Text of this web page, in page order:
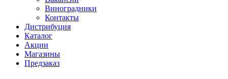
Виноградники
Контакты
Дистрибуция
Каталог
Акции
Магазины
Предзаказ